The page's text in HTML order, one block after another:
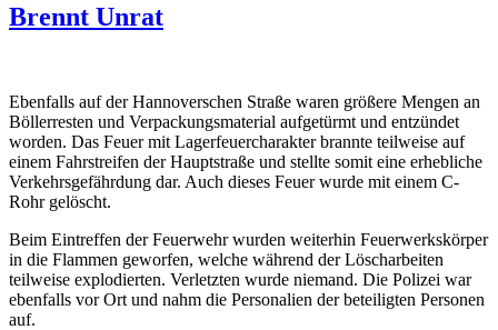
Brennt Unrat
Ebenfalls auf der Hannoverschen Straße waren größere Mengen an
Böllerresten und Verpackungsmaterial aufgetürmt und entzündet
worden. Das Feuer mit Lagerfeuercharakter brannte teilweise auf
einem Fahrstreifen der Hauptstraße und stellte somit eine erhebliche
Verkehrsgefährdung dar. Auch dieses Feuer wurde mit einem C-
Rohr gelöscht.
Beim Eintreffen der Feuerwehr wurden weiterhin Feuerwerkskörper
in die Flammen geworfen, welche während der Löscharbeiten
teilweise explodierten. Verletzten wurde niemand. Die Polizei war
ebenfalls vor Ort und nahm die Personalien der beteiligten Personen
auf.